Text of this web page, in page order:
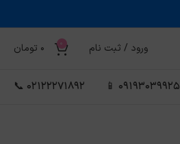
ورود / ثبت نام 0
0 تومان
09193039925 📱
02122271892 📞